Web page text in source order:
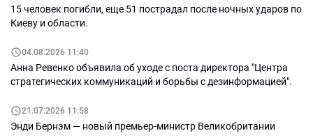
15 человек погибли, еще 51 пострадал после ночных ударов по
Киеву и области.
04.08.2026 11:40
Анна Ревенко объявила об уходе с поста директора "Центра
стратегических коммуникаций и борьбы с дезинформацией".
21.07.2026 11:58
Энди Бернэм — новый премьер-министр Великобритании